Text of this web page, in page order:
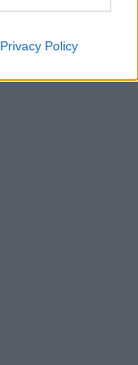
Privacy Policy